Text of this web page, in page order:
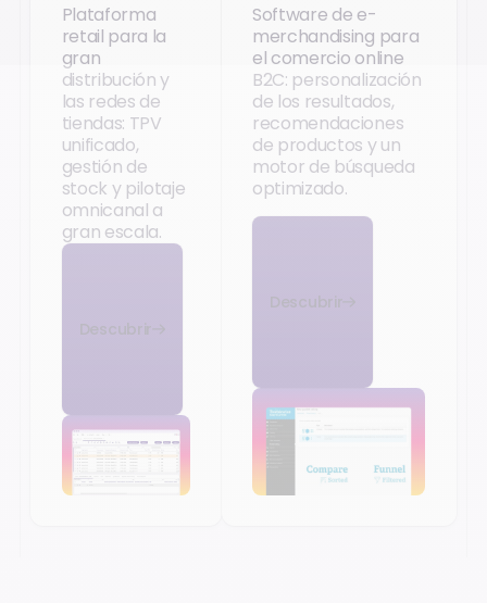
Plataforma
retail para la
gran
distribución y
las redes de
tiendas: TPV
unificado,
gestión de
stock y pilotaje
omnicanal a
gran escala.
Descubrir
Software de e-
merchandising para
el comercio online
B2C: personalización
de los resultados,
recomendaciones
de productos y un
motor de búsqueda
optimizado.
Descubrir